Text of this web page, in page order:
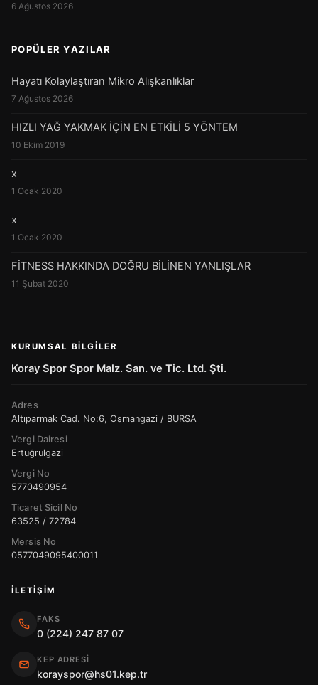
6 Ağustos 2026
POPÜLER YAZILAR
Hayatı Kolaylaştıran Mikro Alışkanlıklar
7 Ağustos 2026
HIZLI YAĞ YAKMAK İÇİN EN ETKİLİ 5 YÖNTEM
10 Ekim 2019
x
1 Ocak 2020
x
1 Ocak 2020
FİTNESS HAKKINDA DOĞRU BİLİNEN YANLIŞLAR
11 Şubat 2020
KURUMSAL BILGILER
Koray Spor Spor Malz. San. ve Tic. Ltd. Şti.
Adres
Altıparmak Cad. No:6, Osmangazi / BURSA
Vergi Dairesi
Ertuğrulgazi
Vergi No
5770490954
Ticaret Sicil No
63525 / 72784
Mersis No
0577049095400011
İLETIŞIM
FAKS
0 (224) 247 87 07
KEP ADRESI
korayspor@hs01.kep.tr